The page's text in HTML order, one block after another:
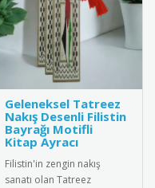
Geleneksel Tatreez
Nakış Desenli Filistin
Bayrağı Motifli
Kitap Ayracı
Filistin'in zengin nakış
sanatı olan Tatreez